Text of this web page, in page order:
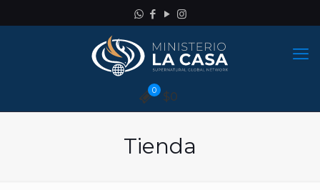
0 $0
Tienda